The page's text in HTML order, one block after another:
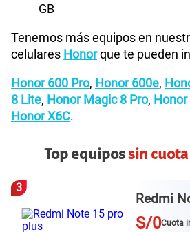
GB
Tenemos más equipos en
celulares Honorque te pueden
Honor 600 Pro, Honor 600e,
8 Lite, Honor Magic 8 Pro, Honor
Honor X6C.
Top equipossin
3
Redmi
S/0Cuota